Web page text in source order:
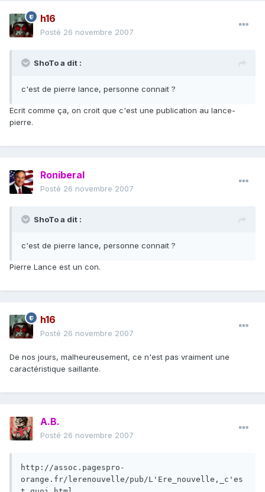
h16
Posté 26 novembre 2007
ShoTo a dit :
c'est de pierre lance, personne connait ?
Ecrit comme ça, on croit que c'est une publication au lance-
pierre.
Roniberal
Posté 26 novembre 2007
ShoTo a dit :
c'est de pierre lance, personne connait ?
Pierre Lance est un con.
h16
Posté 26 novembre 2007
De nos jours, malheureusement, ce n'est pas vraiment une
caractéristique saillante.
A.B.
Posté 26 novembre 2007
http://assoc.pagespro-
orange.fr/lerenouvelle/pub/L'Ere_nouvelle,_c'es